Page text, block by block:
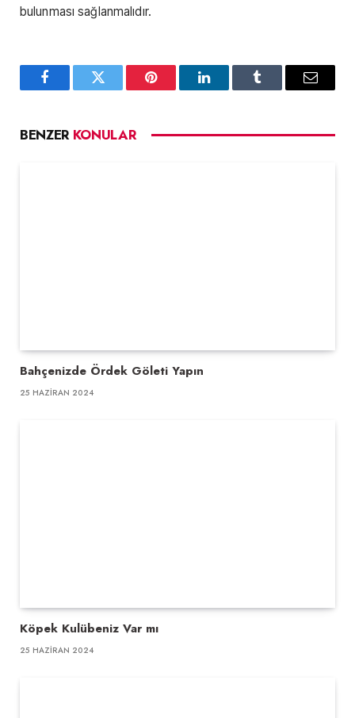
bulunması sağlanmalıdır.
FacebookTwitter Pinterest LinkedInTumblr Email
BENZER KONULAR
Bahçenizde Ördek Göleti Yapın
25 HAZIRAN 2024
Köpek Kulübeniz Var mı
25 HAZIRAN 2024